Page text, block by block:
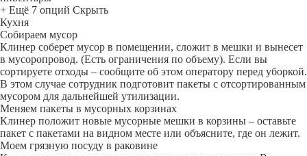
+ Ещё 7 опций Скрыть
Кухня
Собираем мусор
Клинер соберет мусор в помещении, сложит в мешки и вынесет
в мусоропровод. (Есть ограничения по объему). Если вы
сортируете отходы – сообщите об этом оператору перед уборкой.
В этом случае сотрудник подготовит пакеты с отсортированным
мусором для дальнейшей утилизации.
Меняем пакеты в мусорных корзинах
Клинер положит новые мусорные мешки в корзины – оставьте
пакет с пакетами на видном месте или объясните, где он лежит.
Моем грязную посуду в раковине